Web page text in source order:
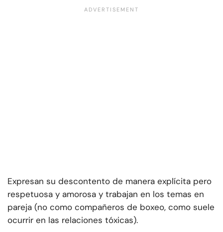
Expresan su descontento de manera explícita pero
respetuosa y amorosa y trabajan en los temas en
pareja (no como compañeros de boxeo, como suele
ocurrir en las relaciones tóxicas).